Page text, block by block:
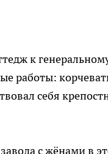
к
работы:
себя
с жёнами в